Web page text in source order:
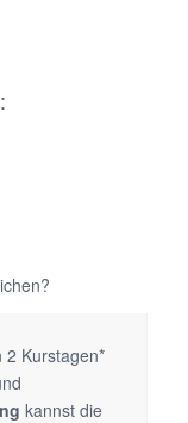
2 Kurstagen*
kannst die